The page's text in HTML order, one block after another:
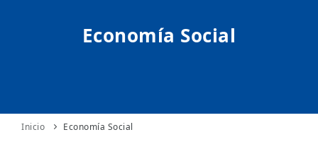
AUTÓNOMO/AUTÓNOMA
INTERNACIONALIZACIÓN
Economía Social
Inicio Economía Social